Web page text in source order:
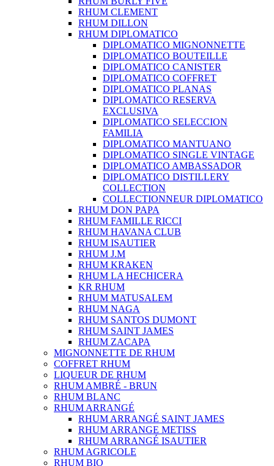
RHUM CLEMENT
RHUM DILLON
RHUM DIPLOMATICO
DIPLOMATICO MIGNONNETTE
DIPLOMATICO BOUTEILLE
DIPLOMATICO CANISTER
DIPLOMATICO COFFRET
DIPLOMATICO PLANAS
DIPLOMATICO RESERVA
EXCLUSIVA
DIPLOMATICO SELECCION
FAMILIA
DIPLOMATICO MANTUANO
DIPLOMATICO SINGLE VINTAGE
DIPLOMATICO AMBASSADOR
DIPLOMATICO DISTILLERY
COLLECTION
COLLECTIONNEUR DIPLOMATICO
RHUM DON PAPA
RHUM FAMILLE RICCI
RHUM HAVANA CLUB
RHUM ISAUTIER
RHUM J.M
RHUM KRAKEN
RHUM LA HECHICERA
KR RHUM
RHUM MATUSALEM
RHUM NAGA
RHUM SANTOS DUMONT
RHUM SAINT JAMES
RHUM ZACAPA
MIGNONNETTE DE RHUM
COFFRET RHUM
LIQUEUR DE RHUM
RHUM AMBRÉ - BRUN
RHUM BLANC
RHUM ARRANGÉ
RHUM ARRANGÉ SAINT JAMES
RHUM ARRANGE METISS
RHUM ARRANGÉ ISAUTIER
RHUM AGRICOLE
RHUM BIO